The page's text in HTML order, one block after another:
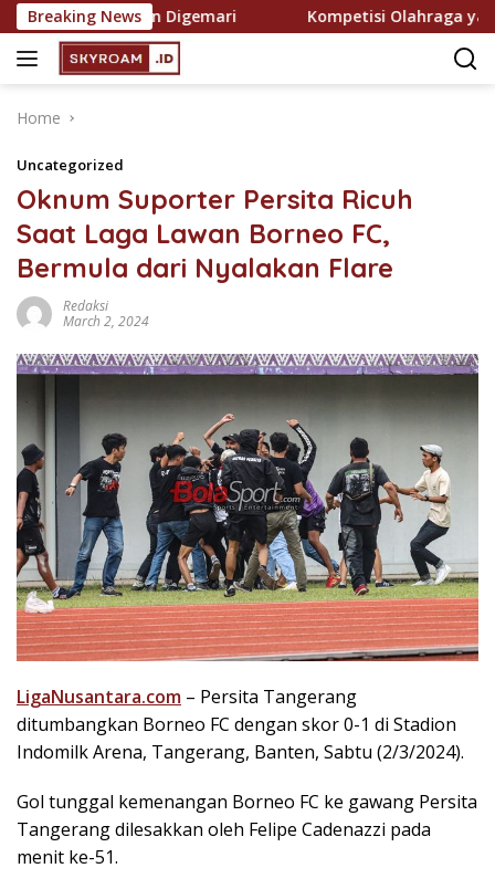
Skip
to
content
Breaking News
yang Semakin Digemari Kompetisi Olahraga yang
Home
Uncategorized
Oknum Suporter Persita Ricuh
Saat Laga Lawan Borneo FC,
Bermula dari Nyalakan Flare
Redaksi
March 2, 2024
LigaNusantara.com – Persita Tangerang
ditumbangkan Borneo FC dengan skor 0-1 di Stadion
Indomilk Arena, Tangerang, Banten, Sabtu (2/3/2024).
Gol tunggal kemenangan Borneo FC ke gawang Persita
Tangerang dilesakkan oleh Felipe Cadenazzi pada
menit ke-51.